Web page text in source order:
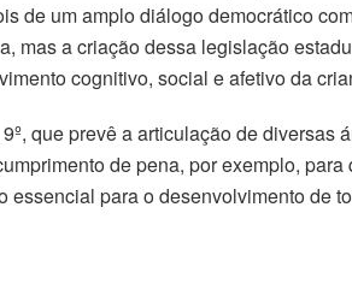
de um amplo diálogo democrático
mas a criação dessa legislação
cognitivo, social e afetivo da
que prevê a articulação de
de pena, por exemplo,
essencial para o desenvolvimento de